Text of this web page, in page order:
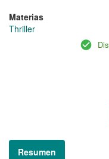
Materias
Thriller
Resumen